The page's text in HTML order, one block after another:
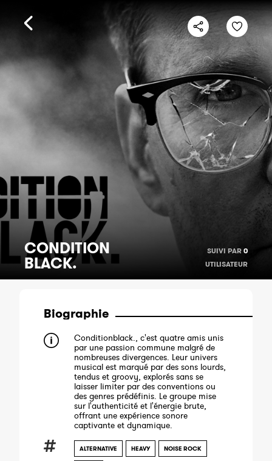
CONDITION
BLACK.
SUIVI PAR 0
UTILISATEUR
Biographie
Conditionblack., c'est quatre amis unis
par une passion commune malgré de
nombreuses divergences. Leur univers
musical est marqué par des sons lourds,
tendus et groovy, explorés sans se
laisser limiter par des conventions ou
des genres prédéfinis. Le groupe mise
sur l'authenticité et l'énergie brute,
offrant une expérience sonore
captivante et dynamique.
ALTERNATIVE HEAVY NOISE ROCK